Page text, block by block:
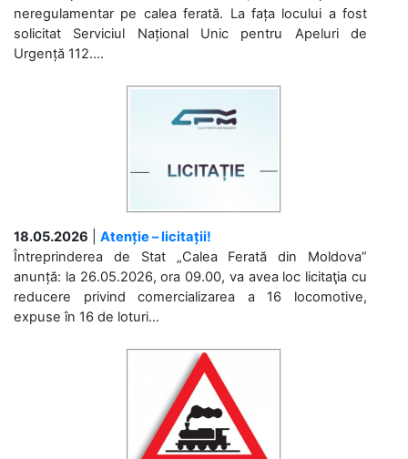
neregulamentar pe calea ferată. La fața locului a fost
solicitat Serviciul Național Unic pentru Apeluri de
Urgență 112....
18.05.2026
Atenție – licitații!
Întreprinderea de Stat „Calea Ferată din Moldova”
anunță: la 26.05.2026, ora 09.00, va avea loc licitaţia cu
reducere privind comercializarea a 16 locomotive,
expuse în 16 de loturi...